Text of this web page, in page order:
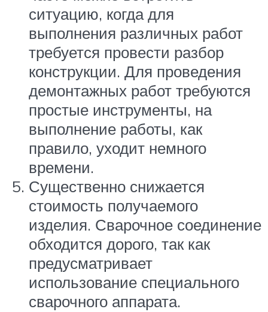
ситуацию, когда для
выполнения различных работ
требуется провести разбор
конструкции. Для проведения
демонтажных работ требуются
простые инструменты, на
выполнение работы, как
правило, уходит немного
времени.
Существенно снижается
стоимость получаемого
изделия. Сварочное соединение
обходится дорого, так как
предусматривает
использование специального
сварочного аппарата.